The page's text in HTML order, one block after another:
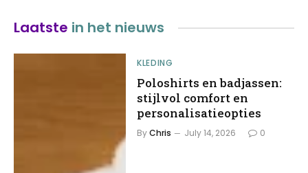
Laatste in het nieuws
KLEDING
Poloshirts en badjassen:
stijlvol comfort en
personalisatieopties
ByChris July 14, 2026 0